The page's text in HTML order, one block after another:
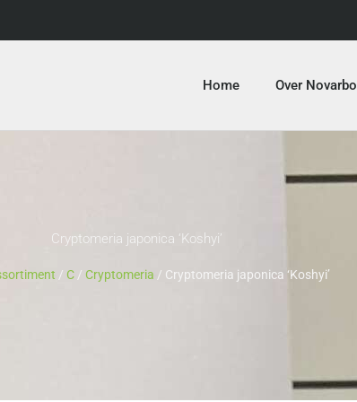
Home Over Novarbo
Cryptomeria japonica ‘Koshyi’
/ C/ Cryptomeria / Cryptomeria japonica ‘Koshyi’